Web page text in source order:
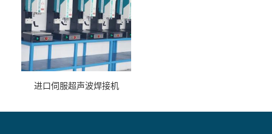
进口伺服超声波焊接机